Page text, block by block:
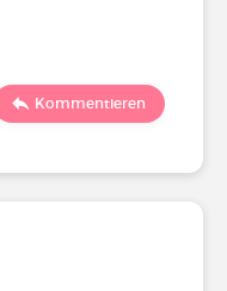
Kommentieren